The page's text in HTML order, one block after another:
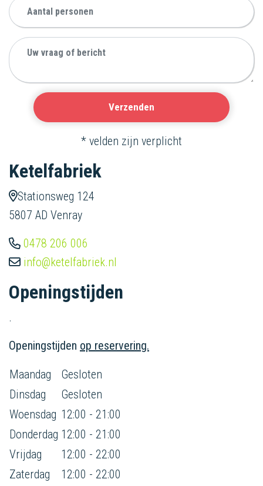
Bedrijfsnaam
Verzenden
* velden zijn verplicht
Ketelfabriek
Stationsweg 124
5807 AD Venray
0478 206 006
info@ketelfabriek.nl
Openingstijden
.
Openingstijden op reservering.
Maandag
Gesloten
Dinsdag
Gesloten
Woensdag 12:00 - 21:00
Donderdag 12:00 - 21:00
Vrijdag
12:00 - 22:00
Zaterdag
12:00 - 22:00